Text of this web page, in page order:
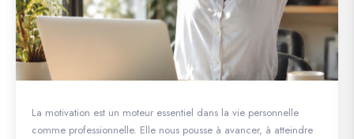
La motivation est un moteur essentiel dans la vie personnelle
comme professionnelle. Elle nous pousse à avancer, à atteindre